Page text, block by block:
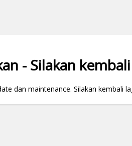
- Silakan
dan maintenance. Silakan kembali